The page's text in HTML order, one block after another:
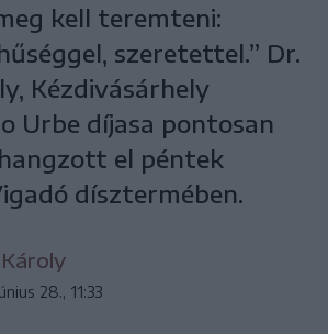
kell teremteni:
szeretettel.” Dr.
Kézdivásárhely
Urbe díjasa pontosan
el péntek
dísztermében.
28., 11:33